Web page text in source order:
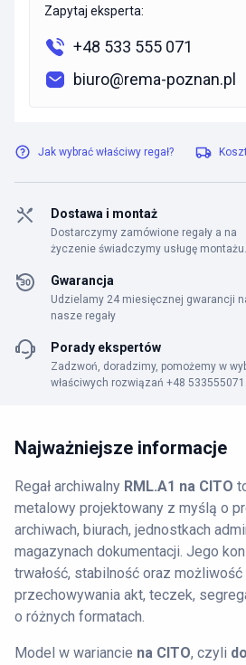
Zapytaj eksperta:
+48 533 555 071
biuro@rema-poznan.pl
Jak wybrać właściwy regał?
Dostawa i montaż
Dostarczymy zamówione regały a na
życzenie świadczymy usługę montażu.
Gwarancja
Udzielamy 24 miesięcznej gwarancji
nasze regały
Porady ekspertów
Zadzwoń, doradzimy, pomożemy w
właściwych rozwiązań +48 533555071.
Najważniejsze informacje
Regał archiwalny RML.A1 na CITO
metalowy projektowany z myślą o
archiwach, biurach, jednostkach
magazynach dokumentacji. Jego
trwałość, stabilność oraz
przechowywania akt, teczek,
o różnych formatach.
Model w wariancie na CITO, czyli